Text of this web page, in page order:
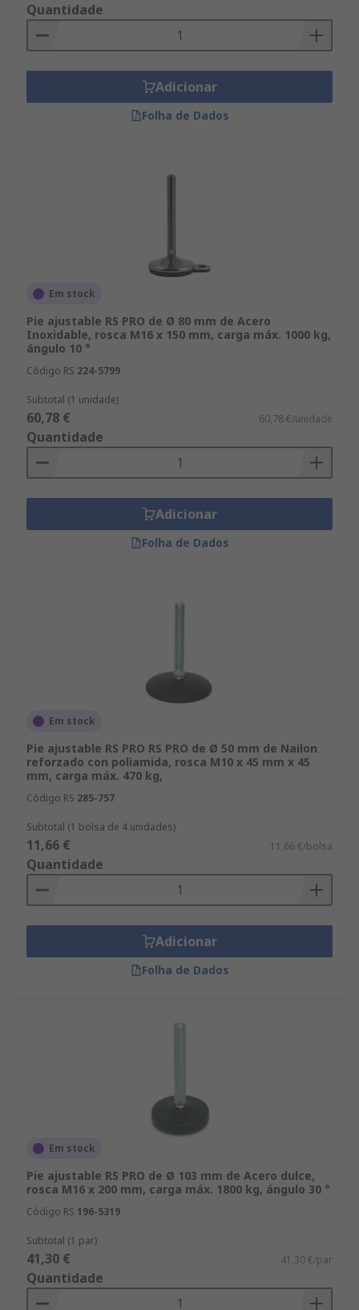
Quantidade
Adicionar
Folha de Dados
Em stock
Pie ajustable RS PRO de Ø 80 mm de Acero
Inoxidable, rosca M16 x 150 mm, carga máx. 1000 kg,
ángulo 10 °
Código RS 224-5799
Subtotal (1 unidade)
60,78 € 60,78 €/unidade
Quantidade
Adicionar
Folha de Dados
Em stock
Pie ajustable RS PRO RS PRO de Ø 50 mm de Nailon
reforzado con poliamida, rosca M10 x 45 mm x 45
mm, carga máx. 470 kg,
Código RS 285-757
Subtotal (1 bolsa de 4 unidades)
11,66 € 11,66 €/bolsa
Quantidade
Adicionar
Folha de Dados
Em stock
Pie ajustable RS PRO de Ø 103 mm de Acero dulce,
rosca M16 x 200 mm, carga máx. 1800 kg, ángulo 30 °
Código RS 196-5319
Subtotal (1 par)
41,30 € 41,30 €/par
Quantidade